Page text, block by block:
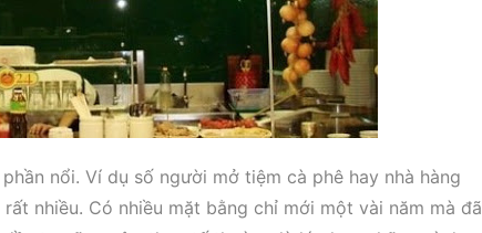
nổi. Ví dụ số người mở tiệm cà phê hay nhà hàng
nhiều. Có nhiều mặt bằng chỉ mới một vài năm mà đã